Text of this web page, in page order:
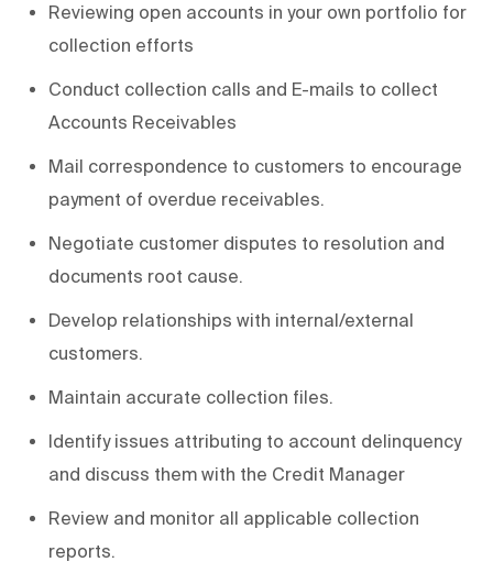
Reviewing open accounts in your own portfolio for
collection efforts
Conduct collection calls and E-mails to collect
Accounts Receivables
Mail correspondence to customers to encourage
payment of overdue receivables.
Negotiate customer disputes to resolution and
documents root cause.
Develop relationships with internal/external
customers.
Maintain accurate collection files.
Identify issues attributing to account delinquency
and discuss them with the Credit Manager
Review and monitor all applicable collection
reports.